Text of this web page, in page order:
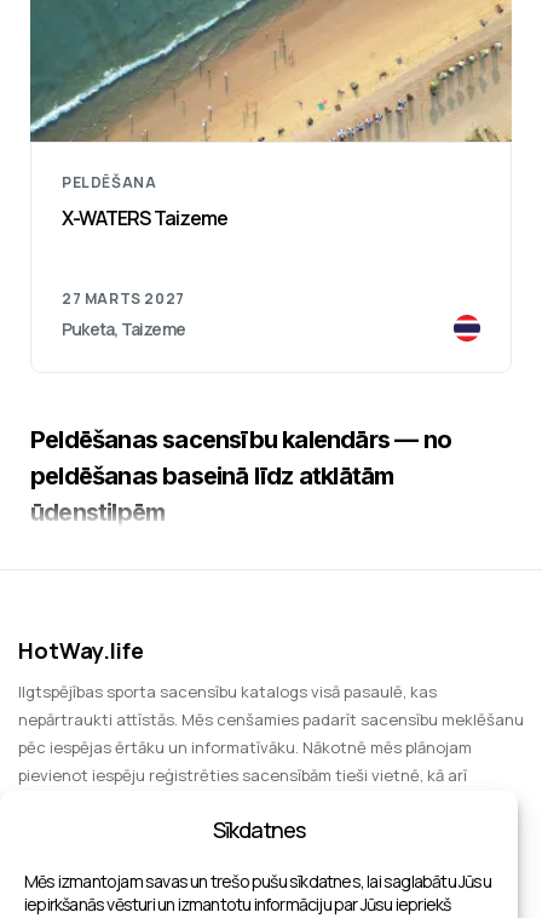
PELDĒŠANA
X-WATERS Taizeme
27 MARTS 2027
Puketa, Taizeme
Peldēšanas sacensību kalendārs — no
peldēšanas baseinā līdz atklātām
ūdenstilpēm
upēs vai jūrās, kā arī nakts peldējumus tiem, kas
meklē unikālus formātus. Sacensības atšķiras ar
grūtības pakāpi, sākot no sacensību peldēšanas līdz
maratona distancēm atklātajos ūdeņos. Ja meklējat
peldējumus, kas atbilst jūsu sagatavotībai, mūsu
kalendārs palīdzēs atrast interesantākos un
pasākumiem, piemēram, atklātajos ūdeņos un jūrā.
HotWay.life
Ilgtspējības sporta sacensību katalogs visā pasaulē, kas
nepārtraukti attīstās. Mēs cenšamies padarīt sacensību meklēšanu
pēc iespējas ērtāku un informatīvāku. Nākotnē mēs plānojam
pievienot iespēju reģistrēties sacensībām tieši vietnē, kā arī
notikumiem apmeklēšanai kā skatītājam, izklaides iespējām un
Sīkdatnes
Mēs izmantojam savas un trešo pušu sīkdatnes, lai saglabātu Jūsu
iepirkšanās vēsturi un izmantotu informāciju par Jūsu iepriekš